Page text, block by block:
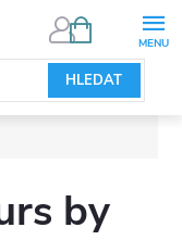
HLEDAT
NÁKUPNÍ
by